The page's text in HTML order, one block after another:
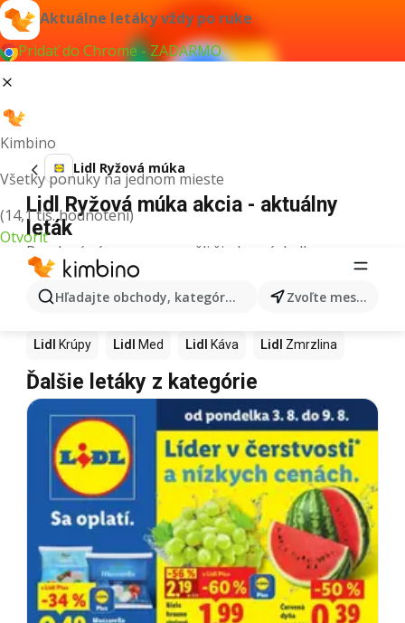
Aktuálne letáky vždy po ruke
Pridať do Chrome - ZADARMO
Kimbino
Všetky ponuky na jednom mieste
(14,1 tis. hodnotení)
Otvoriť
Hľadajte obchody, kategórie, produkty... Zvoľte mesto
Lidl Ryžová múka
Lidl Ryžová múka akcia - aktuálny
leták
Pre daný výraz sme nenašli žiadne výsledky.
Ďalšie produkty v obchodoch Lidl
Lidl Kiwi LidlMango Lidl
Lidl Krúpy Lidl Med Lidl Káva Lidl Zmrzlina
Ďalšie letáky z kategórie